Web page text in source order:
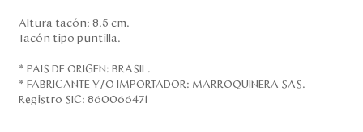
Altura tacón: 8.5 cm.
Tacón tipo puntilla.
* PAIS DE ORIGEN: BRASIL.
* FABRICANTE Y/O IMPORTADOR: MARROQUINERA SAS.
Registro SIC: 860066471